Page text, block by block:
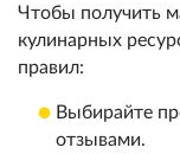
Чтобы получить
кулинарных
правил:
Выбирайте
отзывами.